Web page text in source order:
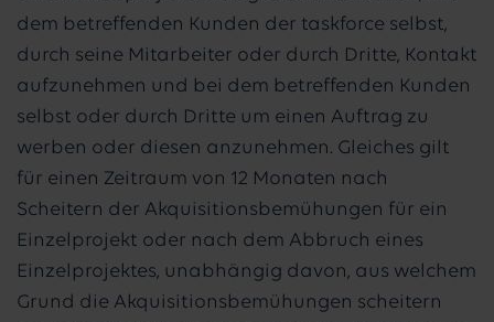
dem betreffenden Kunden der taskforce selbst,
durch seine Mitarbeiter oder durch Dritte, Kontakt
aufzunehmen und bei dem betreffenden Kunden
selbst oder durch Dritte um einen Auftrag zu
werben oder diesen anzunehmen. Gleiches gilt
für einen Zeitraum von 12 Monaten nach
Scheitern der Akquisitionsbemühungen für ein
Einzelprojekt oder nach dem Abbruch eines
Einzelprojektes, unabhängig davon, aus welchem
Grund die Akquisitionsbemühungen scheitern